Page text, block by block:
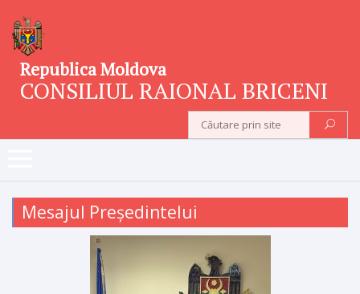
Republica Moldova
CONSILIUL RAIONAL BRICENI
Mesajul Președintelui